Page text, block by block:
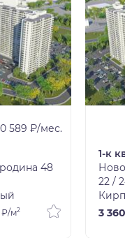
589 ₽/мес.
48
₽/м2
1-к
22 /
3 360